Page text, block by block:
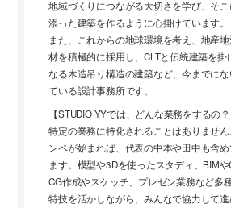
地域づくりにつながる大切さを学び、そ
添った建築を作るように心掛けています。
また、これからの地球環境を考え、地産
材を積極的に採用し、CLTと伝統建築を掛
なる木造吊り構造の建築など、今までに
ている設計事務所です。
【STUDIO YYでは、どんな業務をするの？
特定の業務に特化されることはありませ
ンペが始まれば、代表の中本や田中も含
ます。模型や3Dを使ったスタディ、BIMや
CG作成やスケッチ、プレゼン業務など多
特技を活かしながら、みんなで協力して